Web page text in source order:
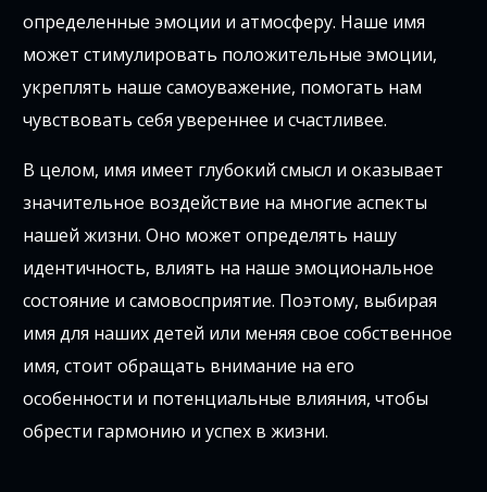
определенные эмоции и атмосферу. Наше имя
может стимулировать положительные эмоции,
укреплять наше самоуважение, помогать нам
чувствовать себя увереннее и счастливее.
В целом, имя имеет глубокий смысл и оказывает
значительное воздействие на многие аспекты
нашей жизни. Оно может определять нашу
идентичность, влиять на наше эмоциональное
состояние и самовосприятие. Поэтому, выбирая
имя для наших детей или меняя свое собственное
имя, стоит обращать внимание на его
особенности и потенциальные влияния, чтобы
обрести гармонию и успех в жизни.